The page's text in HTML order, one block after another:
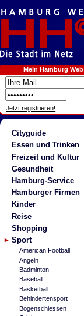
Mein Hamburg Web
Jetzt registrieren!
Cityguide
Essen und Trinken
Freizeit und Kultur
Gesundheit
Hamburg-Service
Hamburger Firmen
Kinder
Reise
Shopping
Sport
American Football
Angeln
Badminton
Baseball
Basketball
Behindertensport
Bogenschiessen